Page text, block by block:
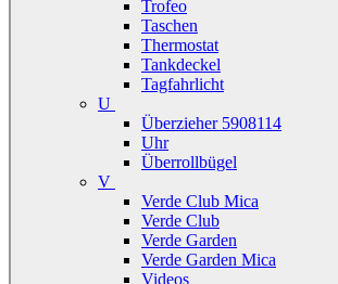
Trofeo
Taschen
Thermostat
Tankdeckel
Tagfahrlicht
U
Überzieher 5908114
Uhr
Überrollbügel
V
Verde Club Mica
Verde Club
Verde Garden
Verde Garden Mica
Videos